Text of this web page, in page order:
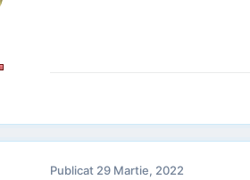
Publicat 29 Martie, 2022